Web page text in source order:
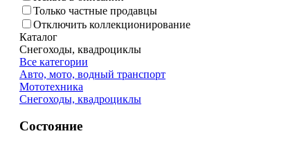
Только частные продавцы
Отключить коллекционирование
Каталог
Снегоходы, квадроциклы
Все категории
Авто, мото, водный транспорт
Мототехника
Снегоходы, квадроциклы
Состояние